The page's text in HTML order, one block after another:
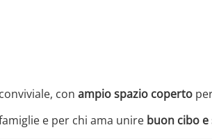
con ampio spazio coperto
e per chi ama unire buon cibo